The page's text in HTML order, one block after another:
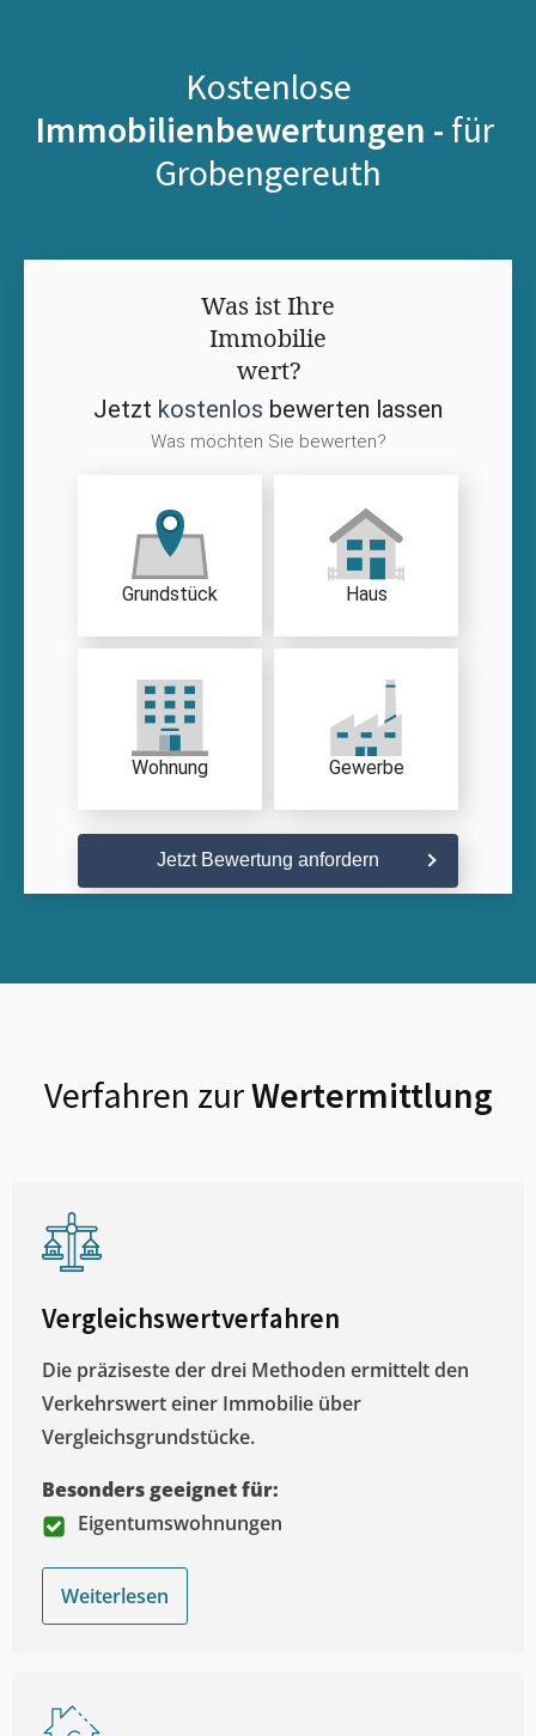
Kostenlose
Immobilienbewertungen - für
Grobengereuth
Was ist Ihre
Immobilie
wert?
Jetzt kostenlos bewerten lassen
Was möchten Sie bewerten?
Grundstück Haus
Wohnung Gewerbe
Jetzt Bewertung anfordern
Verfahren zurWertermittlung
Vergleichswertverfahren
Die präziseste der drei Methoden ermittelt den
Verkehrswert einer Immobilie über
Vergleichsgrundstücke.
Besonders geeignet für:
Eigentumswohnungen
Weiterlesen